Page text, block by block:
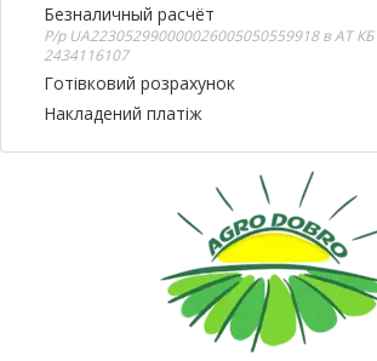
Безналичный расчёт
Р/р UA223052990000026005050559918 в АТ
2434116107
Готівковий розрахунок
Накладений платіж